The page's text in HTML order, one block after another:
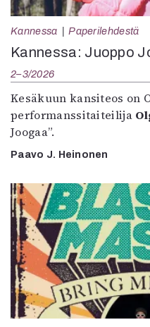
Kannessa Paperilehdestä
Kannessa: Juoppo
2–3/2026
Kesäkuun kansiteos on
performanssitaiteilija
Joogaa”.
Paavo J. Heinonen